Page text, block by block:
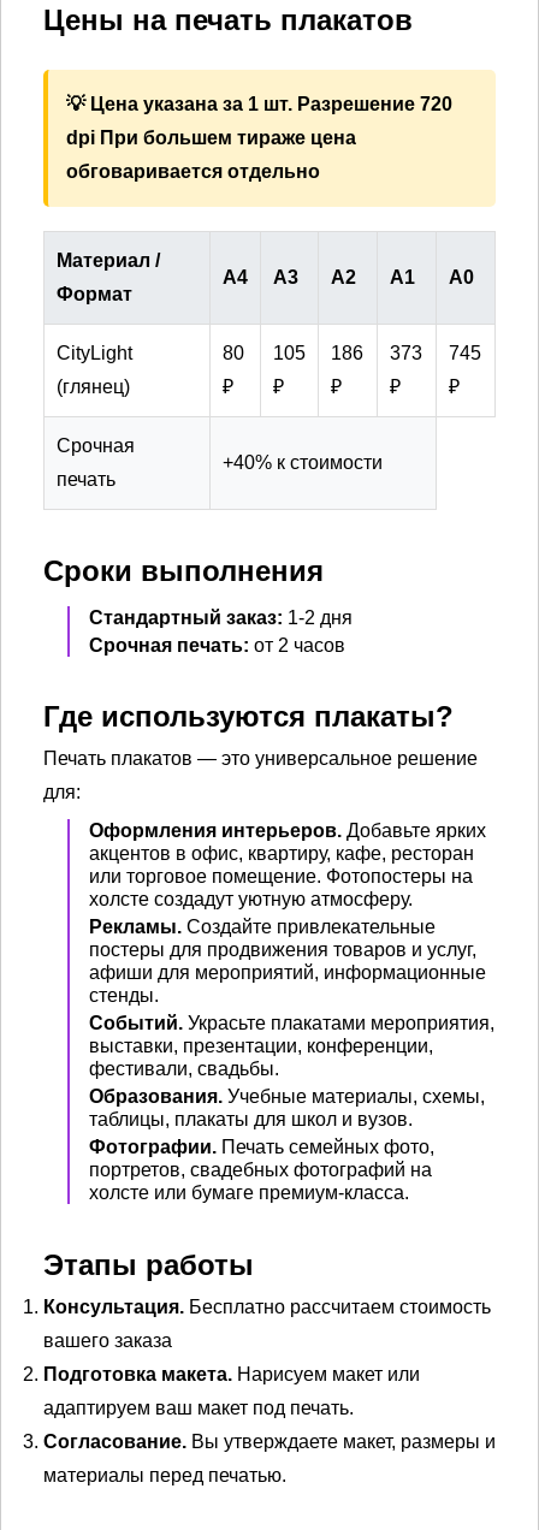
Цены на печать плакатов
💡 Цена указана за 1 шт. Разрешение 720
dpi При большем тираже цена
обговаривается отдельно
Материал /
Формат
А4 А3 А2 А1 А0
CityLight
(глянец)
80
₽
105
₽
186
₽
373
₽
745
₽
Срочная
печать
+40% к стоимости
Сроки выполнения
Стандартный заказ: 1-2 дня
Срочная печать: от 2 часов
Где используются плакаты?
Печать плакатов — это универсальное решение
для:
Оформления интерьеров. Добавьте ярких
акцентов в офис, квартиру, кафе, ресторан
или торговое помещение. Фотопостеры на
холсте создадут уютную атмосферу.
Рекламы. Создайте привлекательные
постеры для продвижения товаров и услуг,
афиши для мероприятий, информационные
стенды.
Событий. Украсьте плакатами мероприятия,
выставки, презентации, конференции,
фестивали, свадьбы.
Образования. Учебные материалы, схемы,
таблицы, плакаты для школ и вузов.
Фотографии. Печать семейных фото,
портретов, свадебных фотографий на
холсте или бумаге премиум-класса.
Этапы работы
Консультация. Бесплатно рассчитаем стоимость
вашего заказа
Подготовка макета. Нарисуем макет или
адаптируем ваш макет под печать.
Согласование. Вы утверждаете макет, размеры и
материалы перед печатью.